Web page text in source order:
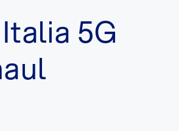
5G